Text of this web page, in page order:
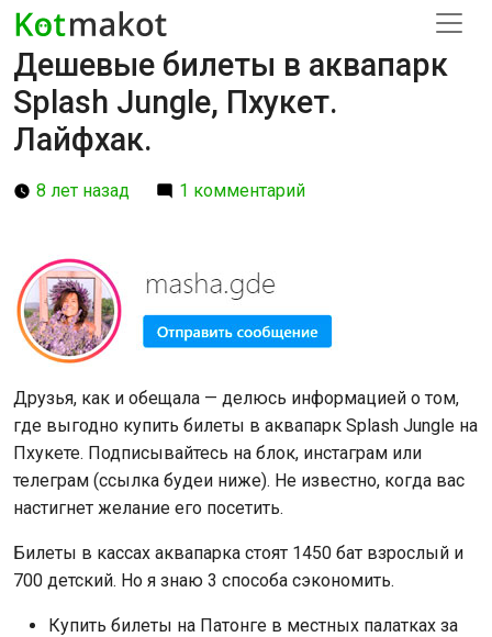
Дешевые билеты в аквапарк
Splash Jungle, Пхукет.
Лайфхак.
8 лет назад 1 комментарий
Друзья, как и обещала — делюсь информацией о том,
где выгодно купить билеты в аквапарк Splash Jungle на
Пхукете. Подписывайтесь на блок, инстаграм или
телеграм (ссылка будеи ниже). Не известно, когда вас
настигнет желание его посетить.
Билеты в кассах аквапарка стоят 1450 бат взрослый и
700 детский. Но я знаю 3 способа сэкономить.
Купить билеты на Патонге в местных палатках за